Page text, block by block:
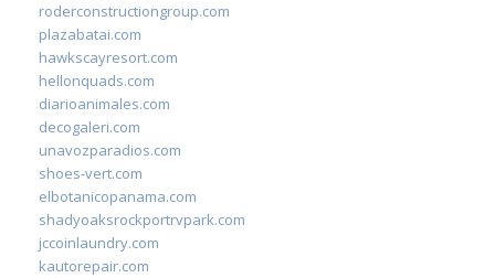
roderconstructiongroup.com
plazabatai.com
hawkscayresort.com
hellonquads.com
diarioanimales.com
decogaleri.com
unavozparadios.com
shoes-vert.com
elbotanicopanama.com
shadyoaksrockportrvpark.com
jccoinlaundry.com
kautorepair.com